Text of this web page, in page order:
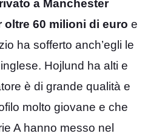
a Manchester
oltre 60 milioni di euro e
ha sofferto anch’egli le
Hojlund ha alti e
è di grande qualità e
molto giovane e che
A hanno messo nel